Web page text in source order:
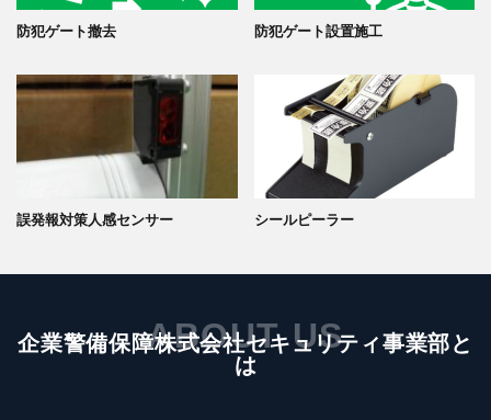
防犯ゲート撤去 防犯ゲート設置施工
誤発報対策人感センサー シールピーラー
ABOUT US
企業警備保障株式会社セキュリティ事業部と
は